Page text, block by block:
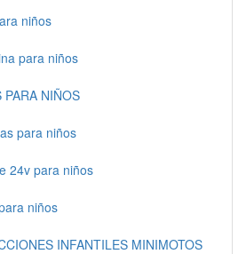
niños
para niños
PARA NIÑOS
para niños
24v para niños
niños
INFANTILES MINIMOTOS